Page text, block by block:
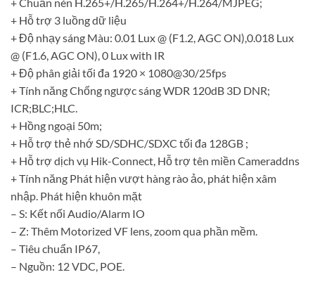
+ Hỗ trợ 3 luồng dữ liệu
+ Độ nhạy sáng Màu: 0.01 Lux @ (F1.2, AGC ON),0.018 Lux
@ (F1.6, AGC ON), 0 Lux with IR
+ Độ phân giải tối đa 1920 × 1080@30/25fps
+ Tính năng Chống ngược sáng WDR 120dB 3D DNR;
ICR;BLC;HLC.
+ Hồng ngoại 50m;
+ Hỗ trợ thẻ nhớ SD/SDHC/SDXC tối đa 128GB ;
+ Hỗ trợ dịch vụ Hik-Connect, Hỗ trợ tên miền Cameraddns
+ Tính năng Phát hiện vượt hàng rào ảo, phát hiện xâm
nhập. Phát hiện khuôn mặt
– S: Kết nối Audio/Alarm IO
– Z: Thêm Motorized VF lens, zoom qua phần mềm.
– Tiêu chuẩn IP67,
– Nguồn: 12 VDC, POE.